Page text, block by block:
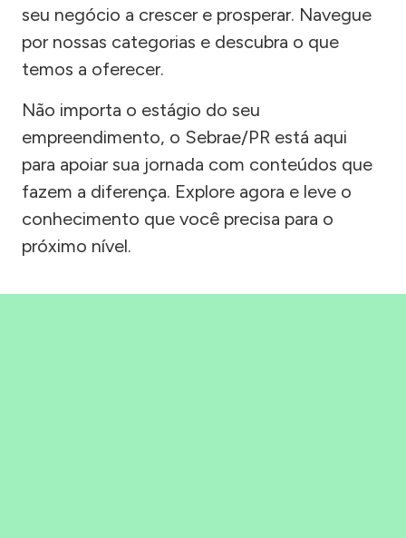
seu negócio a crescer e prosperar. Navegue
por nossas categorias e descubra o que
temos a oferecer.
Não importa o estágio do seu
empreendimento, o Sebrae/PR está aqui
para apoiar sua jornada com conteúdos que
fazem a diferença. Explore agora e leve o
conhecimento que você precisa para o
próximo nível.